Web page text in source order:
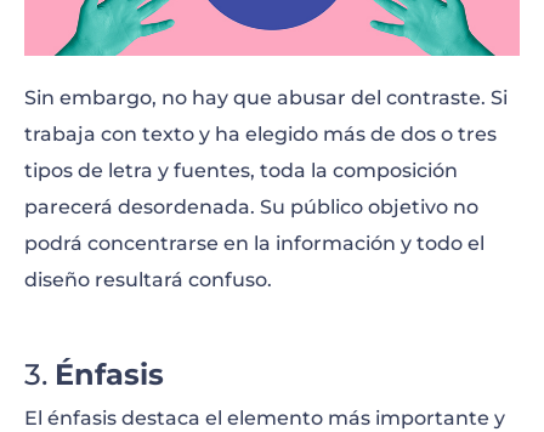
Sin embargo, no hay que abusar del contraste. Si
trabaja con texto y ha elegido más de dos o tres
tipos de letra y fuentes, toda la composición
parecerá desordenada. Su público objetivo no
podrá concentrarse en la información y todo el
diseño resultará confuso.
Énfasis
El énfasis destaca el elemento más importante y